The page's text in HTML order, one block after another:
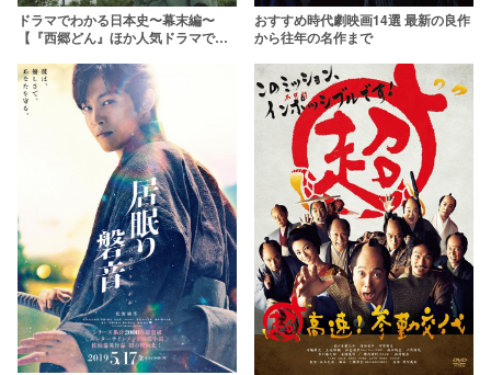
ドラマでわかる日本史〜幕末編〜
【『西郷どん』ほか人気ドラマで歴
おすすめ時代劇映画14選 最新の良作
から往年の名作まで